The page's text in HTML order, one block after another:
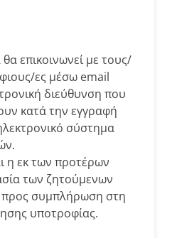
επικοινωνεί με τους/
ες μέσω email
διεύθυνση που
κατά την εγγραφή
σύστημα
η εκ των προτέρων
των ζητούμενων
προς συμπλήρωση στη
υποτροφίας.